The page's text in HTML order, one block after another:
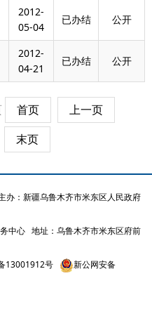
2012-
05-04
已办结 公开
2012-
04-21
已办结 公开
首页
上一页
末页
办：新疆乌鲁木齐市米东区人民政府
中心 地址：乌鲁木齐市米东区府前
13001912号
新公网安备